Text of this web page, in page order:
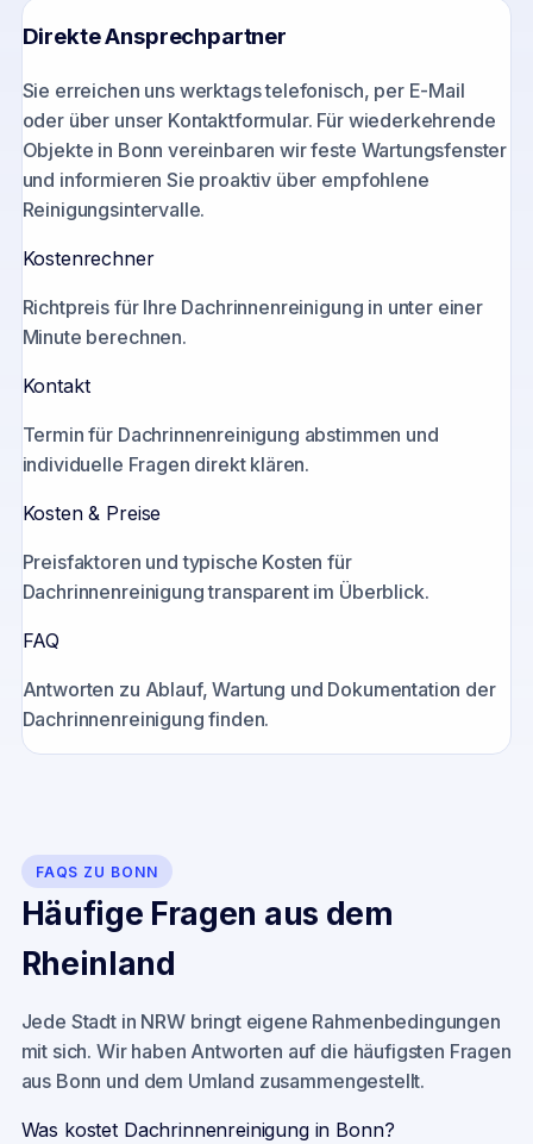
Direkte Ansprechpartner
Sie erreichen uns werktags telefonisch, per E-Mail
oder über unser Kontaktformular. Für wiederkehrende
Objekte in Bonn vereinbaren wir feste Wartungsfenster
und informieren Sie proaktiv über empfohlene
Reinigungsintervalle.
Kostenrechner
Richtpreis für Ihre Dachrinnenreinigung in unter einer
Minute berechnen.
Kontakt
Termin für Dachrinnenreinigung abstimmen und
individuelle Fragen direkt klären.
Kosten & Preise
Preisfaktoren und typische Kosten für
Dachrinnenreinigung transparent im Überblick.
FAQ
Antworten zu Ablauf, Wartung und Dokumentation der
Dachrinnenreinigung finden.
FAQS ZU BONN
Häufige Fragen aus dem
Rheinland
Jede Stadt in NRW bringt eigene Rahmenbedingungen
mit sich. Wir haben Antworten auf die häufigsten Fragen
aus Bonn und dem Umland zusammengestellt.
Was kostet Dachrinnenreinigung in Bonn?